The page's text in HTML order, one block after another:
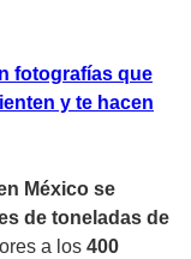
fotografías que
y te hacen
México se
de toneladas de
a los 400